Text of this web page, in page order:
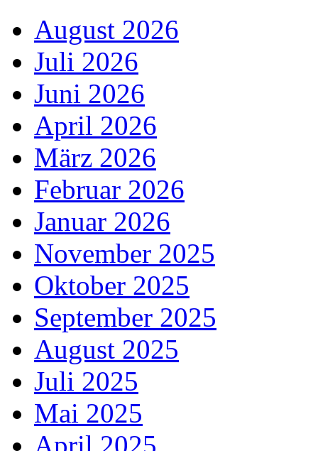
August 2026
Juli 2026
Juni 2026
April 2026
März 2026
Februar 2026
Januar 2026
November 2025
Oktober 2025
September 2025
August 2025
Juli 2025
Mai 2025